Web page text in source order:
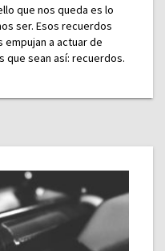
que nos queda es lo
ser. Esos recuerdos
a actuar de
que sean así: recuerdos.